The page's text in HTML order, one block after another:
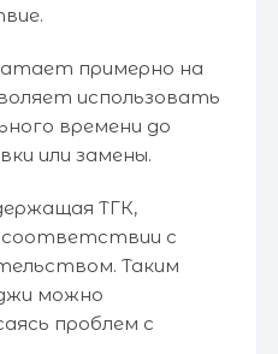
примерно на
использовать
времени до
или замены.
ТГК,
соответствии с
Таким
можно
проблем с